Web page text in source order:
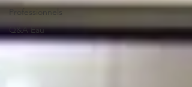
Professionnels
Q&A Eau